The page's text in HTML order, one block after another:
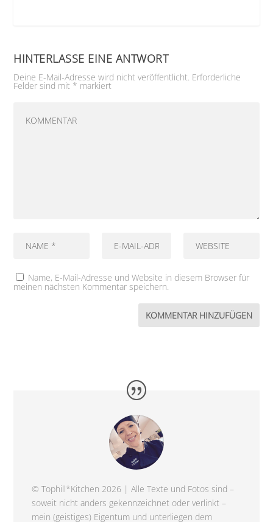
HINTERLASSE EINE ANTWORT
Deine E-Mail-Adresse wird nicht veröffentlicht. Erforderliche
Felder sind mit * markiert
Name, E-Mail-Adresse und Website in diesem Browser für
meinen nächsten Kommentar speichern.
© Tophill*Kitchen 2026 | Alle Texte und Fotos sind –
soweit nicht anders gekennzeichnet oder verlinkt –
mein (geistiges) Eigentum und unterliegen dem